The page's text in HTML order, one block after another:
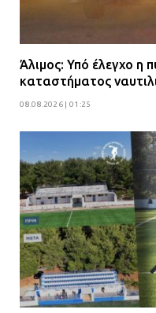
Άλιμος: Υπό έλεγχο η
καταστήματος
08.08.2026 | 01:25